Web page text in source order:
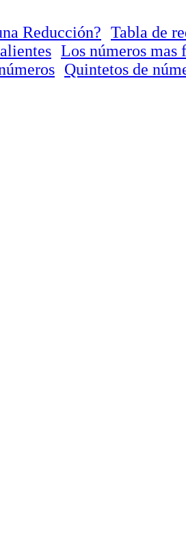
Reducción? Tabla de
Los números mas
Quintetos de